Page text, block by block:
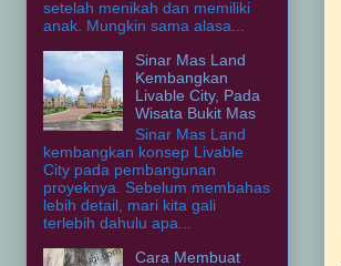
setelah menikah dan memiliki
anak. Mungkin sama alasa...
Sinar Mas Land
Kembangkan
Livable City, Pada
Wisata Bukit Mas
Sinar Mas Land
kembangkan konsep Livable
City pada pembangunan
proyeknya. Sebelum membahas
lebih detail, mari kita gali
terlebih dahulu apa...
Cara Membuat